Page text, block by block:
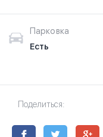
Парковка
Есть
Поделиться: